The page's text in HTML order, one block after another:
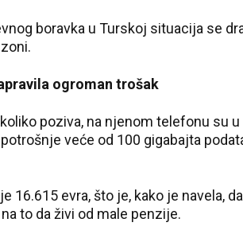
boravka u Turskoj situacija se
ogroman trošak
poziva, na njenom telefonu su
veće od 100 gigabajta
16.615 evra, što je, kako je navela,
to da živi od male penzije.